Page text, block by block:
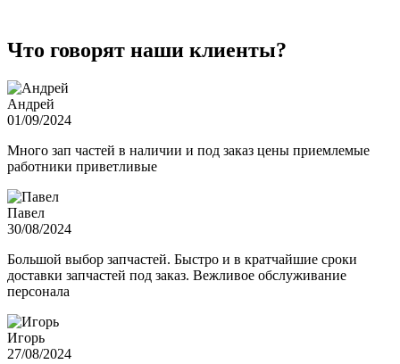
Что говорят наши клиенты?
Андрей
01/09/2024
Много зап частей в наличии и под заказ цены приемлемые
работники приветливые
Павел
30/08/2024
Большой выбор запчастей. Быстро и в кратчайшие сроки
доставки запчастей под заказ. Вежливое обслуживание
персонала
Игорь
27/08/2024